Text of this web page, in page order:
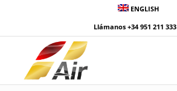
ENGLISH
Llámanos+34 951 211 333